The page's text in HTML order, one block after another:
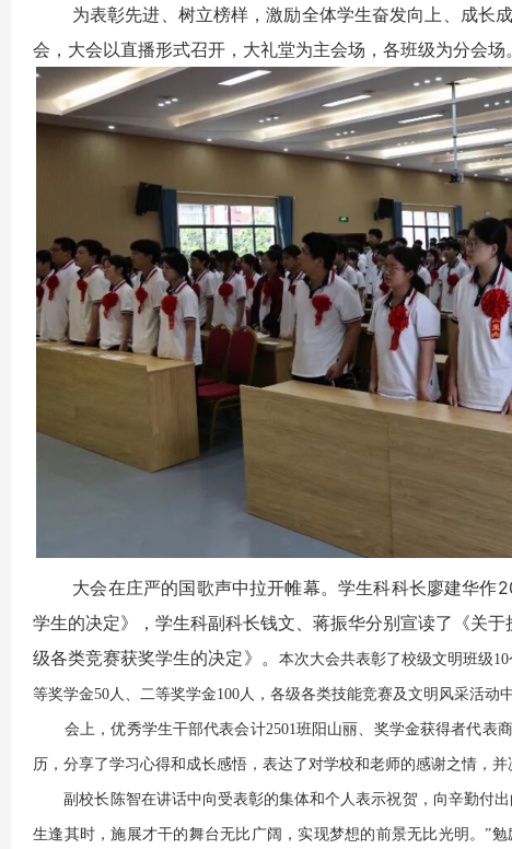
为表彰先进、树立榜样，激励全体学生奋发向上、成长
会，大会以直播形式召开，大礼堂为主会场，各班级为分会
大会在庄严的国歌声中拉开帷幕。学生科科长廖建华作
学生的决定》，学生科副科长钱文、蒋振华分别宣读了《关
级各类竞赛获奖学生的决定》。
本次大会共表彰了校级文明班级
等奖学金50人、二等奖学金100人，各级各类技能竞赛及文明风采活动
会上，优秀学生干部代表会计2501班阳山丽、奖学金获得者代表商
历，分享了学习心得和成长感悟，表达了对学校和老师的感谢之情，
副校长陈智在讲话中向受表彰的集体和个人表示祝贺，向辛勤付出
生逢其时，施展才干的舞台无比广阔，实现梦想的前景无比光明。”